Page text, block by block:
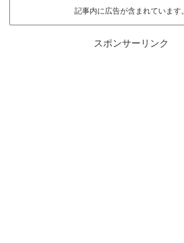
記事内に広告が含まれています。
スポンサーリンク